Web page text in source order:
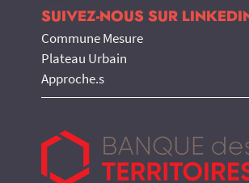
SUIVEZ-NOUS SUR
Commune Mesure
Plateau Urbain
Approche.s